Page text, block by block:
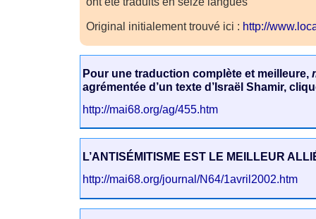
Original initialement trouvé ici : http://
Pour une traduction complète et meilleure,
agrémentée d’un texte d’Israël Shamir,
http://mai68.org/ag/455.htm
L’ANTISÉMITISME EST LE MEILLEUR
http://mai68.org/journal/N64/1avril2002.htm